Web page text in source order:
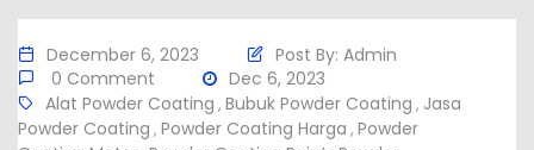
December 6, 2023 Post By: Admin
0 Comment
Dec 6, 2023
Alat Powder Coating , Bubuk Powder Coating , Jasa
Powder Coating , Powder Coating Harga , Powder